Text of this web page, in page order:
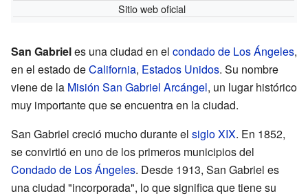
Sitio web oficial
San Gabrieles una ciudad en el condado de Los Ángeles,
en el estado deCalifornia, Estados Unidos. Su nombre
viene de la Misión San Gabriel Arcángel, un lugar histórico
muy importante que se encuentra en la ciudad.
San Gabriel creció mucho durante el siglo XIX. En 1852,
se convirtió en uno de los primeros municipios del
Condado de Los Ángeles. Desde 1913, San Gabriel es
una ciudad "incorporada", lo que significa que tiene su